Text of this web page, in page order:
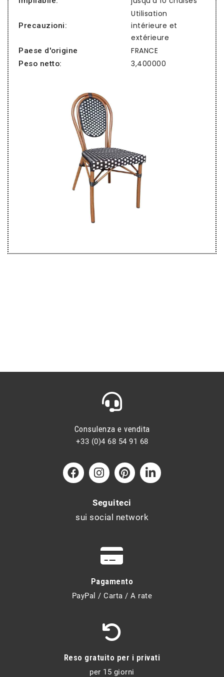
Precauzioni:
Utilisation
intérieure et
extérieure
Paese d'origine FRANCE
Peso netto: 3,400000
Consulenza e vendita
+33 (0)4 68 54 91 68
Seguiteci
sui social network
Pagamento
PayPal / Carta / A rate
Reso gratuito per i privati
per 15 giorni